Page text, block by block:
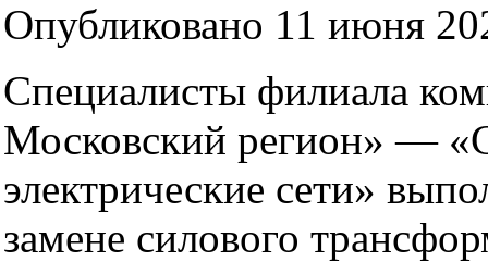
Опубликовано 11 июня
Специалисты филиала
Московский регион» —
электрические сети»
замене силового